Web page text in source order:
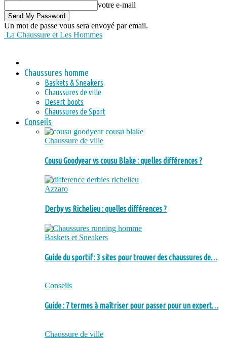
votre e-mail
Un mot de passe vous sera envoyé par email.
La Chaussure et Les Hommes
Chaussures homme
Baskets & Sneakers
Chaussures de ville
Desert boots
Chaussures de Sport
Conseils
Chaussure de ville
Cousu Goodyear vs cousu Blake : quelles différences ?
Azzaro
Derby vs Richelieu : quelles différences ?
Baskets et Sneakers
Guide du sportif : 3 sites pour trouver des chaussures de…
Conseils
Guide : 7 termes à maîtriser pour passer pour un expert…
Chaussure de ville